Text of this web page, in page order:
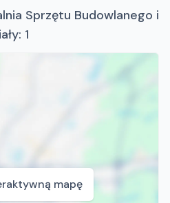
Sprzętu Budowlanego i
1
mapę